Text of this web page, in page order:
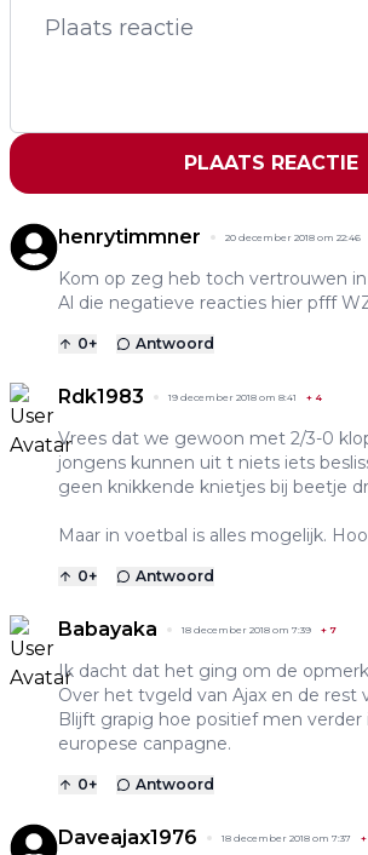
PLAATS REACTIE
henrytimmner 20 december 2018 om 22:46
Kom op zeg heb toch vertrouwen in
Al die negatieve reacties hier pfff
0+ Antwoord
Rdk1983 19 december 2018 om 8:41 + 4
Vrees dat we gewoon met 2/3-0
jongens kunnen uit t niets iets
geen knikkende knietjes bij beetje
Maar in voetbal is alles mogelijk.
0+ Antwoord
Babayaka 18 december 2018 om 7:39 + 7
Ik dacht dat het ging om de
Over het tvgeld van Ajax en de rest
Blijft grapig hoe positief men verder
europese canpagne.
0+ Antwoord
Daveajax1976 18 december 2018 om 7:37 +